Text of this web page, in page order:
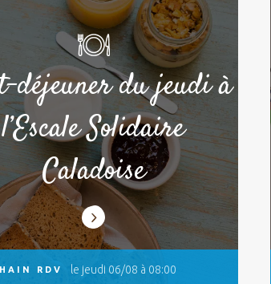
déjeuner du jeudi à
l’Escale Solidaire
Caladoise
RDV le jeudi 06/08 à 08:00